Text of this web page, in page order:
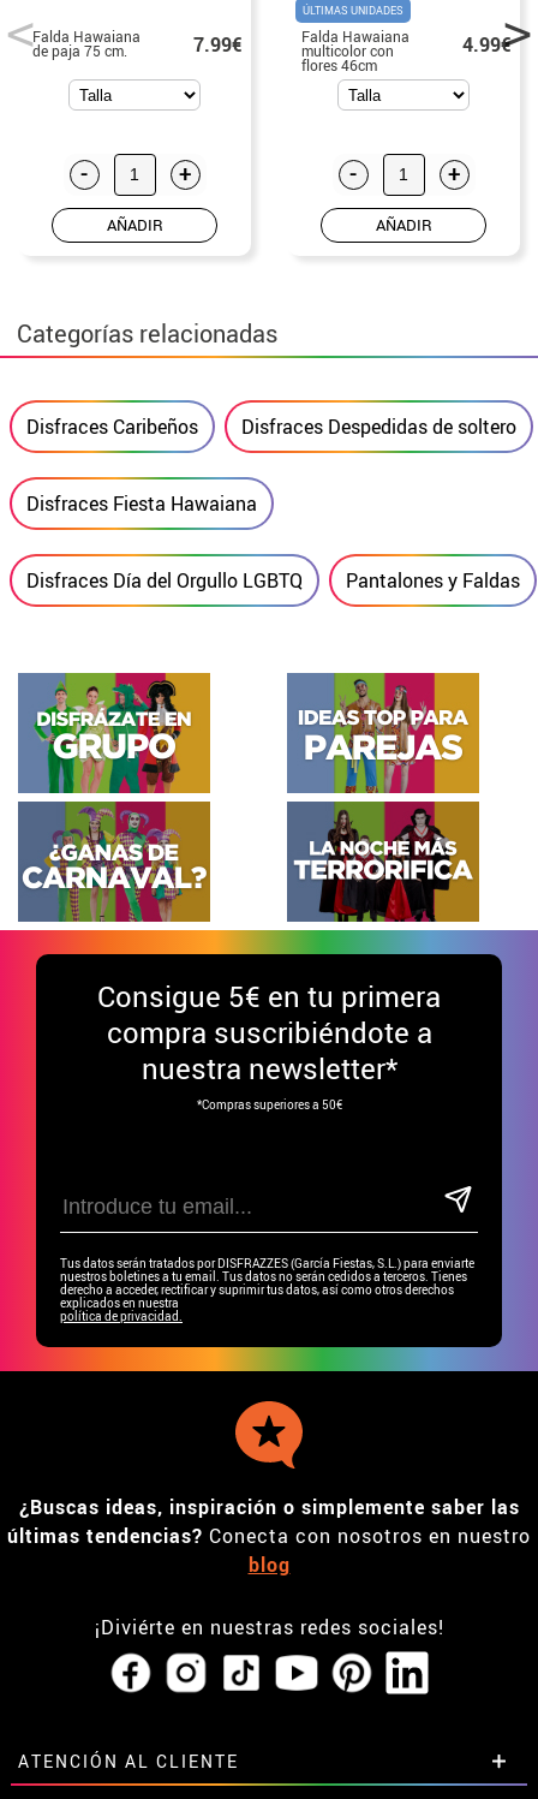
Falda Hawaiana
de paja 75 cm. 7.99€
- +
AÑADIR
ÚLTIMAS UNIDADES
Falda Hawaiana
multicolor con
flores 46cm
4.99€
- +
AÑADIR
Categorías relacionadas
Disfraces Caribeños Disfraces Despedidas de soltero
Disfraces Fiesta Hawaiana
Disfraces Día del Orgullo LGBTQ Pantalones y Faldas
Consigue 5€ en tu primera
compra suscribiéndote a
nuestra newsletter*
*Compras superiores a 50€
Tus datos serán tratados por DISFRAZZES (García Fiestas, S.L.) para enviarte
nuestros boletines a tu email. Tus datos no serán cedidos a terceros. Tienes
derecho a acceder, rectificar y suprimir tus datos, así como otros derechos
explicados en nuestra
política de privacidad.
¿Buscas ideas, inspiración o simplemente saber las
últimas tendencias? Conecta con nosotros en nuestro
blog
¡Diviérte en nuestras redes sociales!
ATENCIÓN AL CLIENTE